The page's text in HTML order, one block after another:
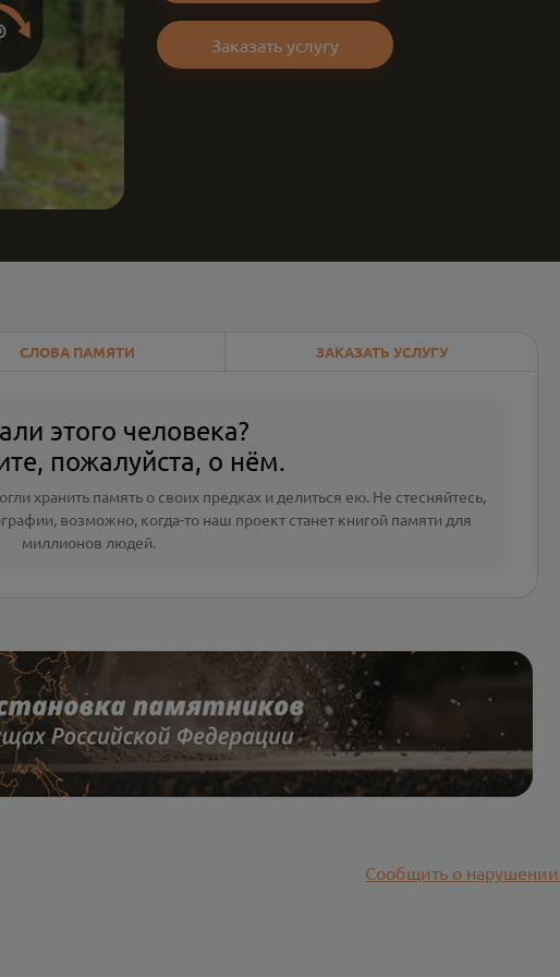
Заказать услугу
СЛОВА ПАМЯТИ ЗАКАЗАТЬ УСЛУГУ
этого человека?
пожалуйста, о нём.
хранить память о своих предках и делиться ею. Не стесняйтесь,
, возможно, когда-то наш проект станет книгой памяти для
миллионов людей.
Сообщить о